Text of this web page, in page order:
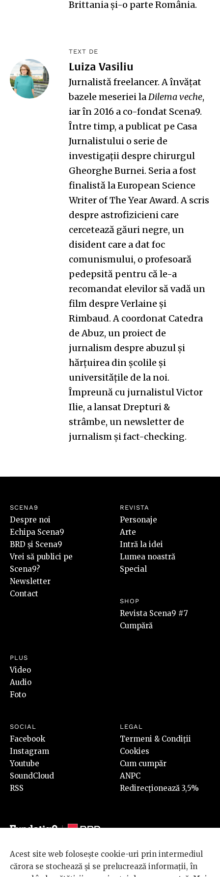
Brittania și-o parte România.
TEXT DE
Luiza Vasiliu
Jurnalistă freelancer. A învățat
bazele meseriei laDilema veche,
iar în 2016 a co-fondat Scena9.
Între timp, a publicat pe Casa
Jurnalistului o serie de
investigații despre chirurgul
Gheorghe Burnei. Seria a fost
finalistă la European Science
Writer of The Year Award. A scris
despre astrofizicieni care
cercetează găuri negre, un
disident care a dat foc
comunismului, o profesoară
pedepsită pentru că le-a
recomandat elevilor să vadă un
film despre Verlaine și
Rimbaud. A coordonat Catedra
de Abuz, un proiect de
jurnalism despre abuzul și
hărțuirea din școlile și
universitățile de la noi.
Împreună cu jurnalistul Victor
Ilie, a lansatDrepturi &
strâmbe, un newsletter de
jurnalism și fact-checking.
SCENA9
Despre noi
Echipa Scena9
BRD și Scena9
Vrei să publici pe
Scena9?
Newsletter
Contact
REVISTA
Personaje
Arte
Intră la idei
Lumea noastră
Special
SHOP
Revista Scena9 #7
Cumpără
PLUS
Video
Audio
Foto
SOCIAL
Facebook
Instagram
Youtube
SoundCloud
RSS
LEGAL
Termeni & Condiții
Cookies
Cum cumpăr
ANPC
Redirecționează 3,5%
© 2026 BRD Groupe Société Générale, toate drepturile rezervate.
Scena 9 este un proiect sustinut de
BRD GROUPE SOCIÉTÉ
Acest site web folosește cookie-uri prin intermediul
cărora se stochează și se prelucrează informații, în